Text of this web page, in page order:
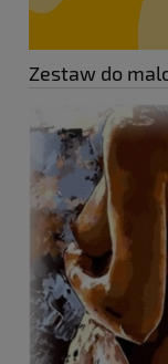
Zestaw do